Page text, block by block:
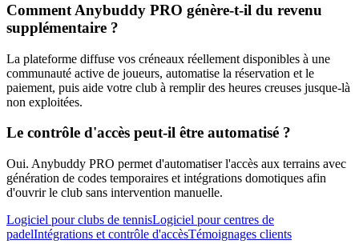
Comment Anybuddy PRO génère-t-il du revenu
supplémentaire ?
La plateforme diffuse vos créneaux réellement disponibles à une
communauté active de joueurs, automatise la réservation et le
paiement, puis aide votre club à remplir des heures creuses jusque-là
non exploitées.
Le contrôle d'accès peut-il être automatisé ?
Oui. Anybuddy PRO permet d'automatiser l'accès aux terrains avec
génération de codes temporaires et intégrations domotiques afin
d'ouvrir le club sans intervention manuelle.
Logiciel pour clubs de tennisLogiciel pour centres de
padelIntégrations et contrôle d'accèsTémoignages clients